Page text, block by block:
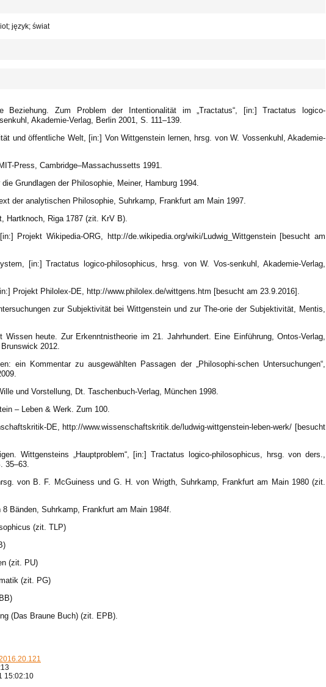
język; świat
Beziehung. Zum Problem der Intentionalität im „Tractatus“, [in:] Tractatus logico-
Akademie-Verlag, Berlin 2001, S. 111–139.
und öffentliche Welt, [in:] Von Wittgenstein lernen, hrsg. von W. Vossenkuhl, Akademie-
Press, Cambridge–Massachussetts 1991.
Grundlagen der Philosophie, Meiner, Hamburg 1994.
der analytischen Philosophie, Suhrkamp, Frankfurt am Main 1997.
Hartknoch, Riga 1787 (zit. KrV B).
Projekt Wikipedia-ORG, http://de.wikipedia.org/wiki/Ludwig_Wittgenstein [besucht am
[in:] Tractatus logico-philosophicus, hrsg. von W. Vos-senkuhl, Akademie-Verlag,
Projekt Philolex-DE, http://www.philolex.de/wittgens.htm [besucht am 23.9.2016].
zur Subjektivität bei Wittgenstein und zur The-orie der Subjektivität, Mentis,
heute. Zur Erkenntnistheorie im 21. Jahrhundert. Eine Einführung, Ontos-Verlag,
2012.
ein Kommentar zu ausgewählten Passagen der „Philosophi-schen Untersuchungen“,
und Vorstellung, Dt. Taschenbuch-Verlag, München 1998.
– Leben & Werk. Zum 100.
DE, http://www.wissenschaftskritik.de/ludwig-wittgenstein-leben-werk/ [besucht
Wittgensteins „Hauptproblem“, [in:] Tractatus logico-philosophicus, hrsg. von ders.,
35–63.
von B. F. McGuiness und G. H. von Wrigth, Suhrkamp, Frankfurt am Main 1980 (zit.
Bänden, Suhrkamp, Frankfurt am Main 1984f.
(zit. TLP)
(zit. PU)
(zit. PG)
(Das Braune Buch) (zit. EPB).
15:02:10